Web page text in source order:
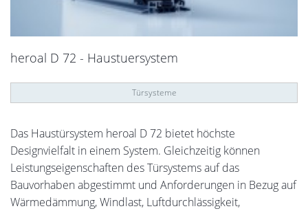
heroal D 72 - Haustuersystem
Türsysteme
Das Haustürsystem heroal D 72 bietet höchste
Designvielfalt in einem System. Gleichzeitig können
Leistungseigenschaften des Türsystems auf das
Bauvorhaben abgestimmt und Anforderungen in Bezug auf
Wärmedämmung, Windlast, Luftdurchlässigkeit,